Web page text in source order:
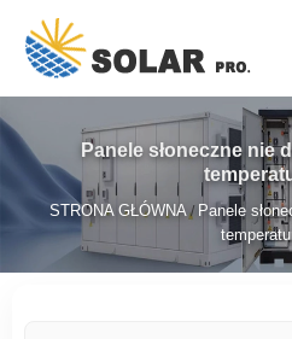
Panele słoneczne nie
STRONA GŁÓWNA/ Panele